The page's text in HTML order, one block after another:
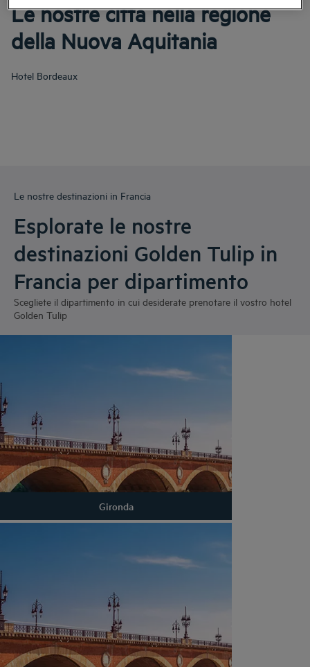
Le nostre città nella regione
della Nuova Aquitania
Hotel Bordeaux
Le nostre destinazioni in Francia
Esplorate le nostre
destinazioni Golden Tulip in
Francia per dipartimento
Scegliete il dipartimento in cui desiderate prenotare il vostro hotel
Golden Tulip
Gironda